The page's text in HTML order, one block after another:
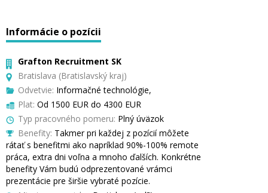
Informácie o pozícii
Grafton Recruitment SK
Bratislava (Bratislavský kraj)
Odvetvie: Informačné technológie,
Plat: Od 1500 EUR do 4300 EUR
Typ pracovného pomeru: Plný úväzok
Benefity: Takmer pri každej z pozícií môžete
rátať s benefitmi ako napríklad 90%-100% remote
práca, extra dni voľna a mnoho ďalších. Konkrétne
benefity Vám budú odprezentované vrámci
prezentácie pre širšie vybraté pozície.